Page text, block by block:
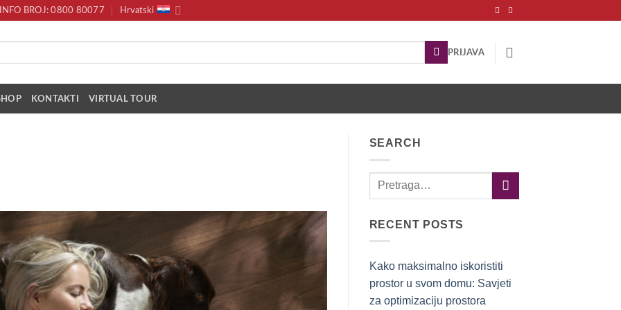
BROJ: 0800 80077 Hrvatski
PRIJAVA
KONTAKTI VIRTUAL TOUR
SEARCH
RECENT POSTS
Kako maksimalno iskoristiti
prostor u svom domu: Savjeti
za optimizaciju prostora